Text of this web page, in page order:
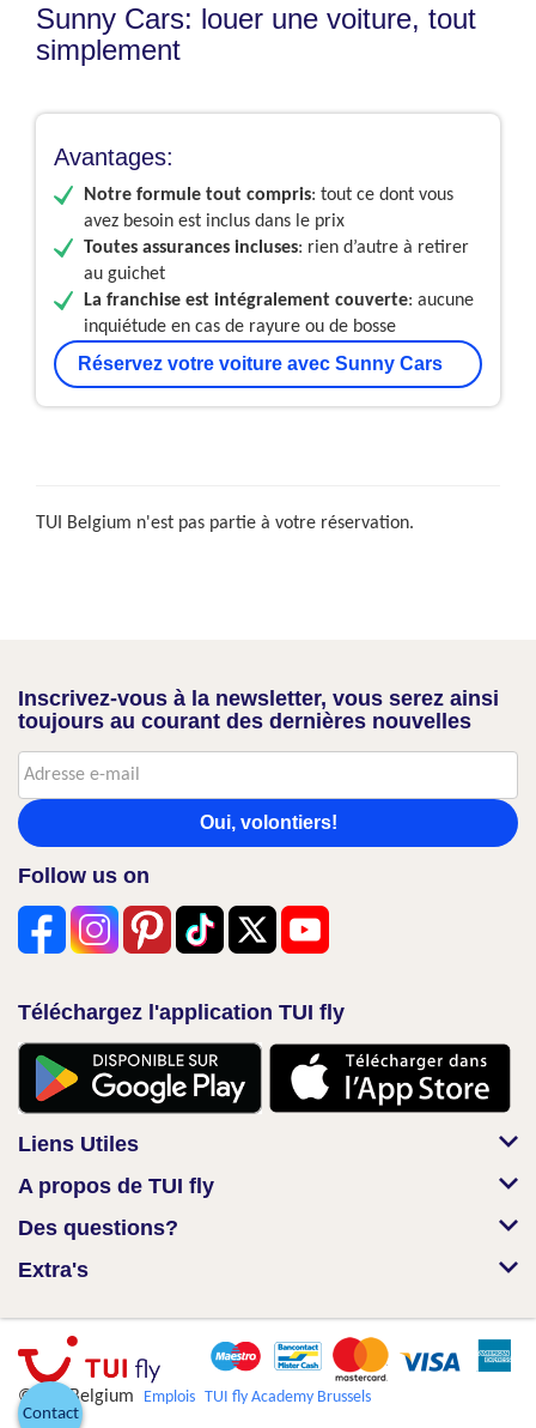
Sunny Cars: louer une voiture, tout
simplement
Avantages:
Notre formule tout compris: tout ce dont vous
avez besoin est inclus dans le prix
Toutes assurances incluses: rien d’autre à retirer
au guichet
La franchise est intégralement couverte: aucune
inquiétude en cas de rayure ou de bosse
Réservez votre voiture avec Sunny Cars
TUI Belgium n'est pas partie à votre réservation.
Inscrivez-vous à la newsletter, vous serez ainsi
toujours au courant des dernières nouvelles
Oui, volontiers!
Follow us on
Téléchargez l'application TUI fly
Liens Utiles
A propos de TUI fly
Des questions?
Extra's
© TUI Belgium Emplois TUI fly Academy Brussels
Contact